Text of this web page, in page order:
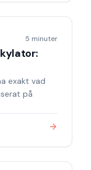
5 minuter
exakt vad
på